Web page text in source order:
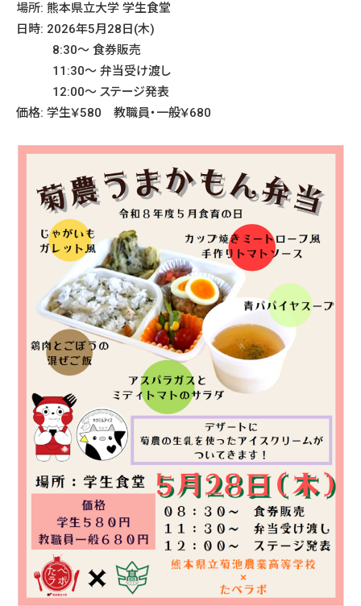
場所: 熊本県立大学 学生食堂
日時: 2026年5月28日(木)
8:30～ 食券販売
11:30～ 弁当受け渡し
12:00～ ステージ発表
価格: 学生￥580 教職員・一般￥680